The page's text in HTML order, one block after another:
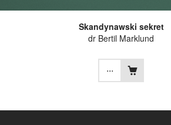
Skandynawski sekret
dr Bertil Marklund
...